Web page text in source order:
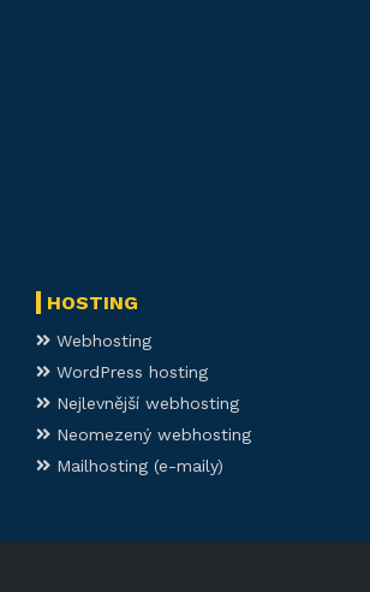
HOSTING
Webhosting
WordPress hosting
Nejlevnější webhosting
Neomezený webhosting
Mailhosting (e-maily)